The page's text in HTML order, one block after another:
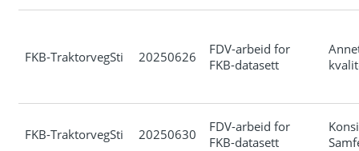
FKB-TraktorvegSti 20250626
FDV-arbeid for
FKB-datasett
FKB-TraktorvegSti 20250630
FDV-arbeid for
FKB-datasett